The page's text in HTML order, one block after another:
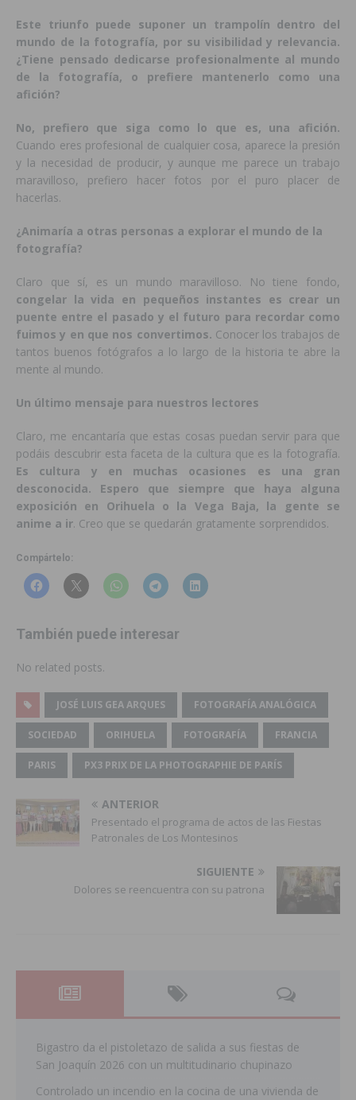
Este triunfo puede suponer un trampolín dentro del
mundo de la fotografía, por su visibilidad y relevancia.
¿Tiene pensado dedicarse profesionalmente al mundo
de la fotografía, o prefiere mantenerlo como una
afición?
No, prefiero que siga como lo que es, una afición.
Cuando eres profesional de cualquier cosa, aparece la presión
y la necesidad de producir, y aunque me parece un trabajo
maravilloso, prefiero hacer fotos por el puro placer de
hacerlas.
¿Animaría a otras personas a explorar el mundo de la
fotografía?
Claro que sí, es un mundo maravilloso. No tiene fondo,
congelar la vida en pequeños instantes es crear un
puente entre el pasado y el futuro para recordar como
fuimos y en que nos convertimos. Conocer los trabajos de
tantos buenos fotógrafos a lo largo de la historia te abre la
mente al mundo.
Un último mensaje para nuestros lectores
Claro, me encantaría que estas cosas puedan servir para que
podáis descubrir esta faceta de la cultura que es la fotografía.
Es cultura y en muchas ocasiones es una gran
desconocida. Espero que siempre que haya alguna
exposición en Orihuela o la Vega Baja, la gente se
anime a ir. Creo que se quedarán gratamente sorprendidos.
Compártelo:
También puede interesar
No related posts.
JOSÉ LUIS GEA ARQUES FOTOGRAFÍA ANALÓGICA
SOCIEDAD ORIHUELA FOTOGRAFÍA FRANCIA
PARIS PX3 PRIX DE LA PHOTOGRAPHIE DE PARÍS
ANTERIOR
Presentado el programa de actos de las Fiestas
Patronales de Los Montesinos
SIGUIENTE
Dolores se reencuentra con su patrona
Bigastro da el pistoletazo de salida a sus fiestas de
San Joaquín 2026 con un multitudinario chupinazo
Controlado un incendio en la cocina de una vivienda de